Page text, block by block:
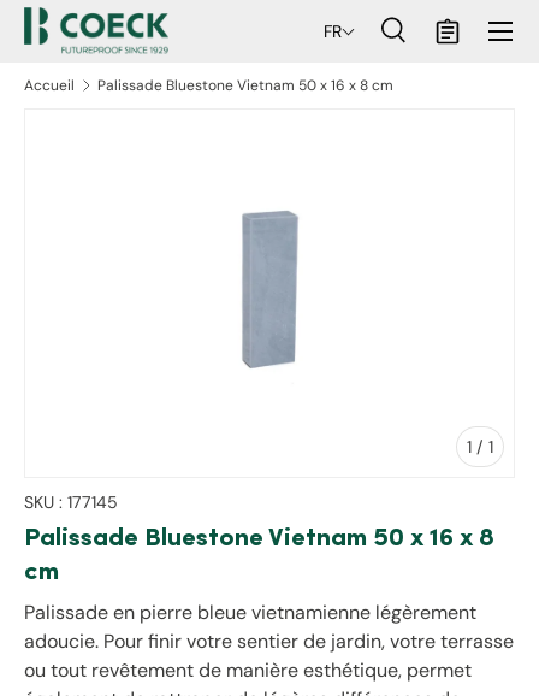
au contenu
Rechercher
FR RecherchePanier
Menu
Accueil Palissade Bluestone Vietnam 50 x 16 x 8 cm
1 / de
1
SKU : 177145
Palissade Bluestone Vietnam 50 x 16 x 8
cm
Palissade en pierre bleue vietnamienne légèrement
adoucie. Pour finir votre sentier de jardin, votre terrasse
ou tout revêtement de manière esthétique, permet